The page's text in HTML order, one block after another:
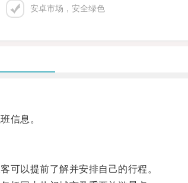
安卓市场，安全绿色
信息。
以提前了解并安排自己的行程。